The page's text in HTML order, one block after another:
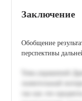
Заключение
Обобщение
перспективы